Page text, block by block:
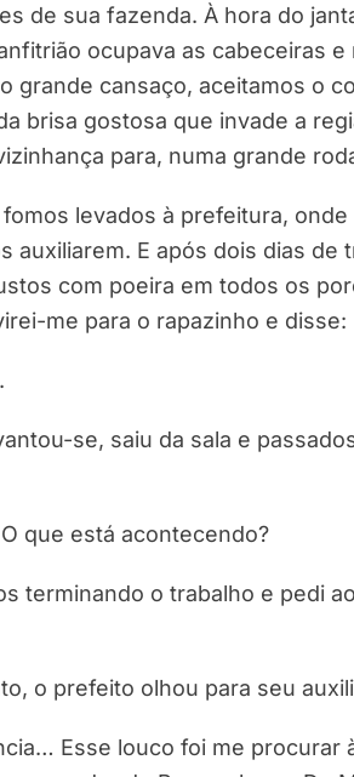
de sua fazenda. À hora do
ocupava as cabeceiras
grande cansaço, aceitamos o
brisa gostosa que invade a
para, numa grande
levados à prefeitura,
auxiliarem. E após dois dias
com poeira em todos os
me para o rapazinho e disse:
se, saiu da sala e
que está acontecendo?
terminando o trabalho e pedi
o prefeito olhou para seu
Esse louco foi me procurar